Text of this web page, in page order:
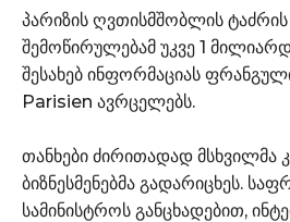
პარიზის ღვთისმშობლის
შემოწირულებამ უკვე 1
შესახებ ინფორმაციას
Parisien ავრცელებს.
თანხები ძირითადად მსხვილმა
ბიზნესმენებმა გადარიცხეს.
სამინისტროს განცხადებით,